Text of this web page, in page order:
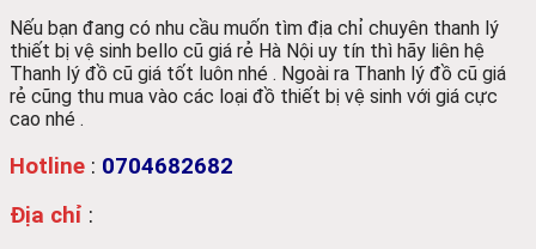
Nếu bạn đang có nhu cầu muốn tìm địa chỉ chuyên thanh lý
thiết bị vệ sinh bello cũ giá rẻ Hà Nội uy tín thì hãy liên hệ
Thanh lý đồ cũ giá tốt luôn nhé . Ngoài ra Thanh lý đồ cũ giá
rẻ cũng thu mua vào các loại đồ thiết bị vệ sinh với giá cực
cao nhé .
Hotline : 0704682682
Địa chỉ :